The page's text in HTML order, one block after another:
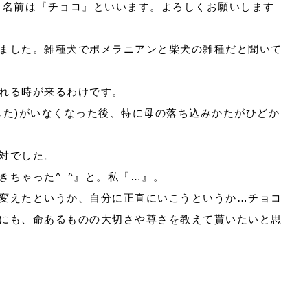
前は『チョコ』といいます。よろしくお願いします
した。雑種犬でポメラニアンと柴犬の雑種だと聞いて
る時が来るわけです。
)がいなくなった後、特に母の落ち込みかたがひどか
でした。
ちゃった^_^』と。私『…』。
えたというか、自分に正直にいこうというか…チョコ
も、命あるものの大切さや尊さを教えて貰いたいと思